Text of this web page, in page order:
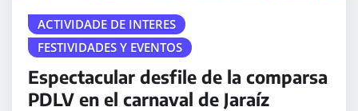
ACTIVIDADE DE INTERES
FESTIVIDADES Y EVENTOS
Espectacular desfile de la comparsa
PDLV en el carnaval de Jaraíz